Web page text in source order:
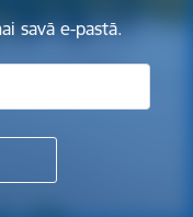
savā e-pastā.